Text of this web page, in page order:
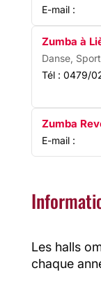
E-mail :
Zumba à
Danse,
Tél : 0479/
Zumba
E-mail :
Les halls
chaque